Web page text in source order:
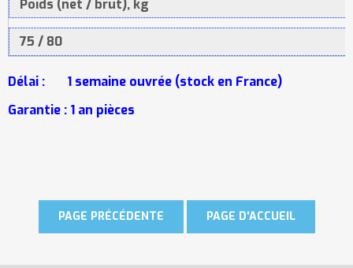
Poids (net / brut), kg
75 / 80
Délai : 1 semaine ouvrée (stock en France)
Garantie : 1 an pièces